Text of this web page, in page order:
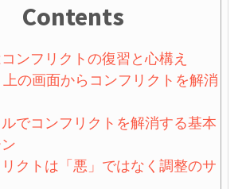
Contents
ンフリクトの復習と心構え
上の画面からコンフリクトを解消
でコンフリクトを解消する基本
クトは「悪」ではなく調整のサ